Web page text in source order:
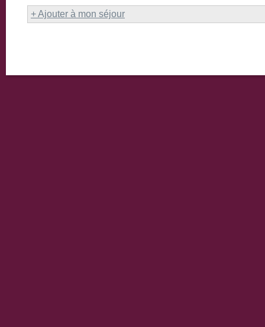
+ Ajouter à mon séjour